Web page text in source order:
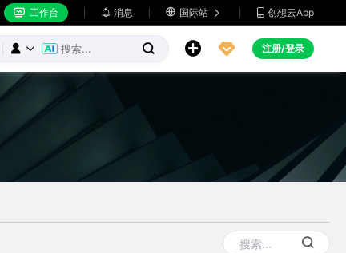
 工作台  消息  国际站   创想云App
     注册/登录